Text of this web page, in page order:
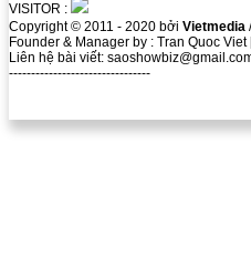
VISITOR :
Copyright © 2011 - 2020 bởi Vietmedia
Founder & Manager by : Tran Quoc Viet
Liên hệ bài viết:
--------------------------------